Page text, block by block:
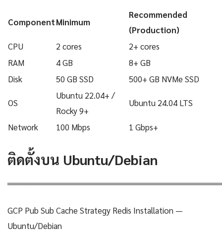
ComponentMinimum
Recommended
(Production)
CPU
2 cores
2+ cores
RAM
4 GB
8+ GB
Disk
50 GB SSD 500+ GB NVMe SSD
OS
Ubuntu 22.04+ /
Rocky 9+
Ubuntu 24.04 LTS
Network 100 Mbps 1 Gbps+
ติดตั้งบน Ubuntu/Debian
GCP Pub Sub Cache Strategy Redis Installation —
Ubuntu/Debian